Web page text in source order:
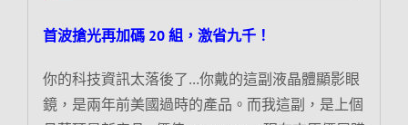
首波搶光再加碼 20 組，激省九千！
你的科技資訊太落後了…你戴的這副液晶體顯影眼
鏡，是兩年前美國過時的產品。而我這副，是上個